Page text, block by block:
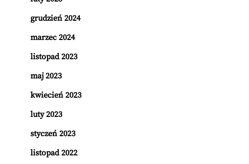
grudzień 2024
marzec 2024
listopad 2023
maj 2023
kwiecień 2023
luty 2023
styczeń 2023
listopad 2022